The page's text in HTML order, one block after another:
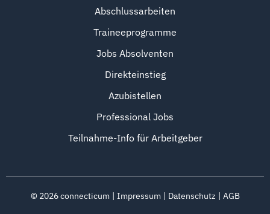
Abschlussarbeiten
Traineeprogramme
Jobs Absolventen
Direkteinstieg
Azubistellen
Professional Jobs
Teilnahme-Info für Arbeitgeber
© 2026connecticum Impressum Datenschutz AGB